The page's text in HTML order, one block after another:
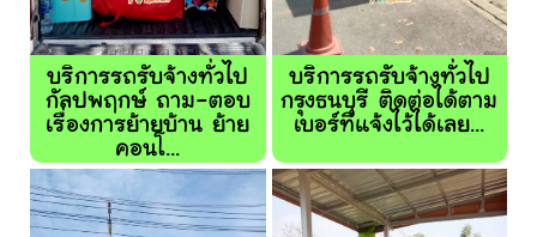
บริการรถรับจ้างทั่วไป
กัลปพฤกษ์ ถาม-ตอบ
เรื่องการย้ายบ้าน ย้าย
คอนโ...
บริการรถรับจ้างทั่วไป
กรุงธนบุรี ติดต่อได้ตาม
เบอร์ที่แจ้งไว้ได้เลย...